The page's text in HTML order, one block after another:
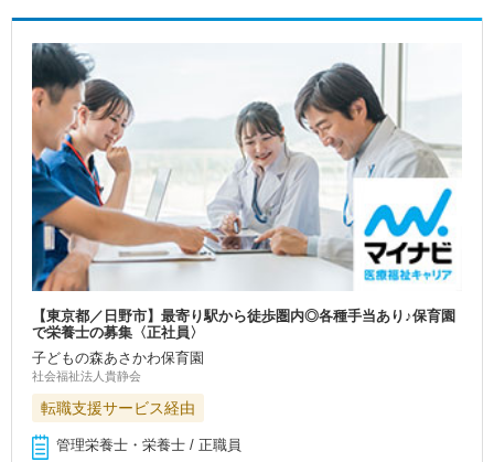
【東京都／日野市】最寄り駅から徒歩圏内◎各種手当あり♪保育園
で栄養士の募集〈正社員〉
子どもの森あさかわ保育園
社会福祉法人貴静会
転職支援サービス経由
管理栄養士・栄養士 / 正職員